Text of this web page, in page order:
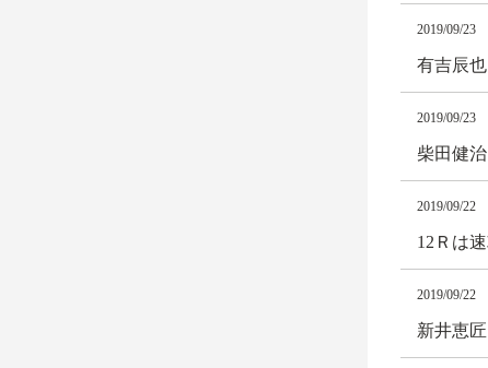
2019/09/23
有吉辰
2019/09/23
柴田健
2019/09/22
12Ｒは
2019/09/22
新井恵